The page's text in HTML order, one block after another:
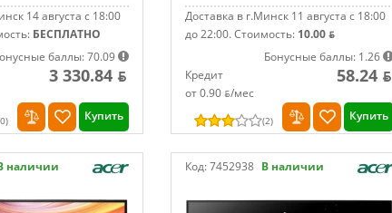
14 августа с 18:00
БЕСПЛАТНО
баллы: 70.09
3 330.84 ƃ
0) Купить
Доставка в г.Минск 11 августа с 18:00
до 22:00.Стоимость: 10.00 ƃ
Бонусные баллы: 1.26
Кредит
от 0.90 ƃ/мec
58.24 ƃ
(2) Купить
наличии Код:7452938 В наличии